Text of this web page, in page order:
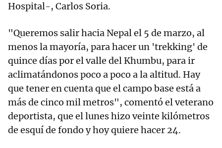
Hospital-, Carlos Soria.
"Queremos salir hacia Nepal el 5 de marzo, al
menos la mayoría, para hacer un 'trekking' de
quince días por el valle del Khumbu, para ir
aclimatándonos poco a poco a la altitud. Hay
que tener en cuenta que el campo base está a
más de cinco mil metros", comentó el veterano
deportista, que el lunes hizo veinte kilómetros
de esquí de fondo y hoy quiere hacer 24.